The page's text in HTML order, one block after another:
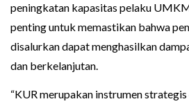
peningkatan kapasitas pelaku
penting untuk memastikan bahwa
disalurkan dapat menghasilkan
dan berkelanjutan.
“KUR merupakan instrumen